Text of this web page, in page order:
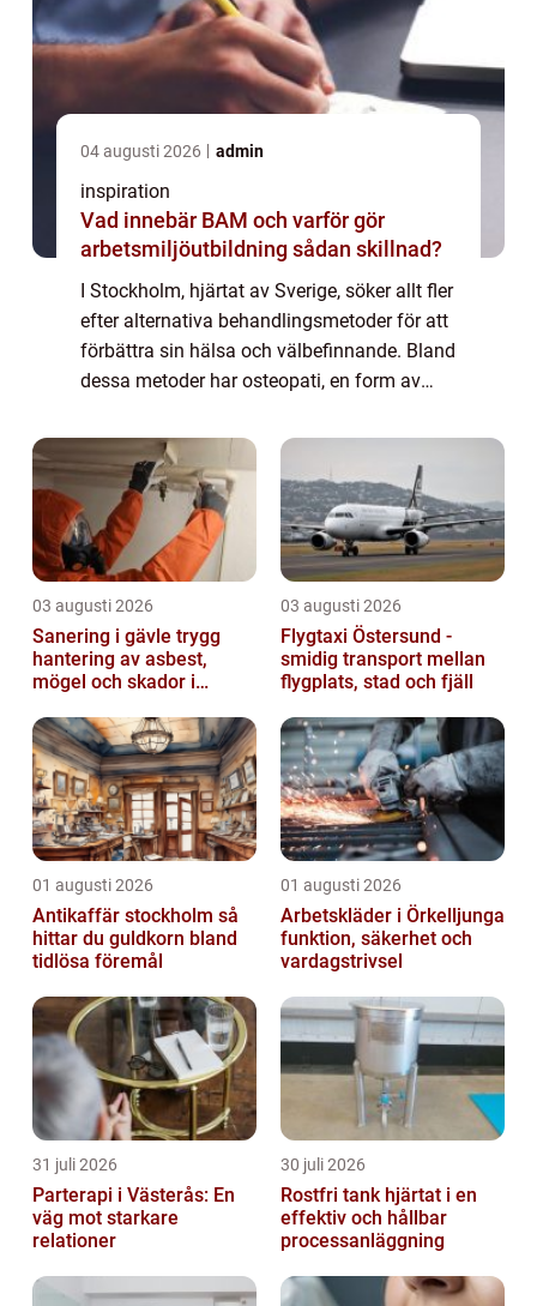
04 augusti 2026 admin
inspiration
Vad innebär BAM och varför gör
arbetsmiljöutbildning sådan skillnad?
I Stockholm, hjärtat av Sverige, söker allt fler
efter alternativa behandlingsmetoder för att
förbättra sin hälsa och välbefinnande. Bland
dessa metoder har osteopati, en form av
03 augusti 2026
Sanering i gävle trygg
hantering av asbest,
mögel och skador i
03 augusti 2026
Flygtaxi Östersund -
smidig transport mellan
flygplats, stad och fjäll
01 augusti 2026
Antikaffär stockholm så
hittar du guldkorn bland
tidlösa föremål
01 augusti 2026
Arbetskläder i Örkelljunga
funktion, säkerhet och
vardagstrivsel
31 juli 2026
Parterapi i Västerås: En
väg mot starkare
relationer
30 juli 2026
Rostfri tank hjärtat i en
effektiv och hållbar
processanläggning